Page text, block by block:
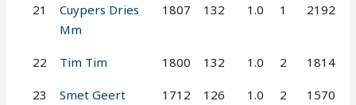
21
Cuypers Dries
Mm
1807 132 1.0 1 2192
22 Tim Tim 1800 132 1.0 2 1814
23
Smet Geert
1712 126 1.0 2 1570